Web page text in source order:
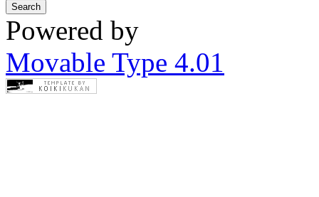
Powered by
Movable Type 4.01